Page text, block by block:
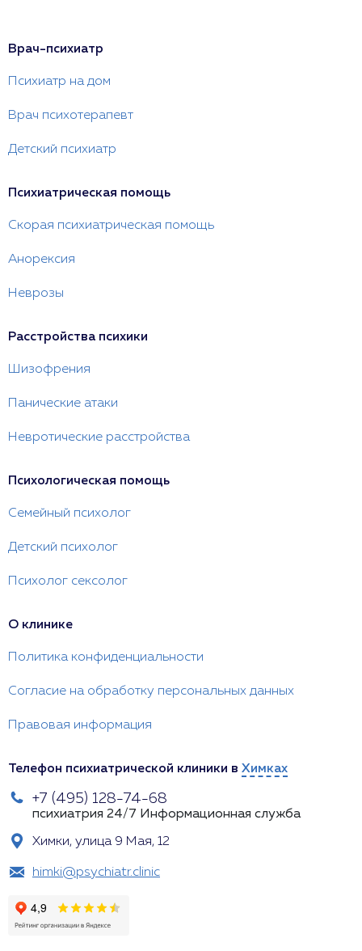
Врач-психиатр
Психиатр на дом
Врач психотерапевт
Детский психиатр
Психиатрическая помощь
Скорая психиатрическая помощь
Анорексия
Неврозы
Расстройства психики
Шизофрения
Панические атаки
Невротические расстройства
Психологическая помощь
Семейный психолог
Детский психолог
Психолог сексолог
О клинике
Политика конфиденциальности
Согласие на обработку персональных данных
Правовая информация
Телефон психиатрической клиники в Химках
+7 (495) 128-74-68
психиатрия 24/7 Информационная служба
Химки, улица 9 Мая, 12
himki@psychiatr.clinic